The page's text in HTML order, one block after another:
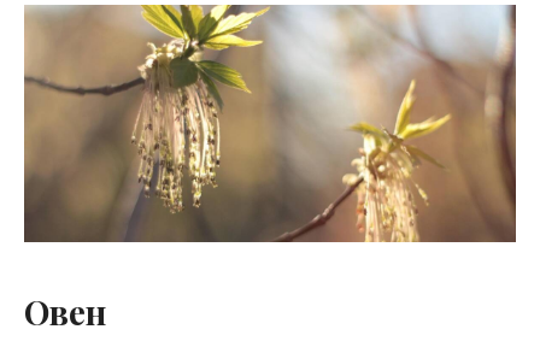
Овен